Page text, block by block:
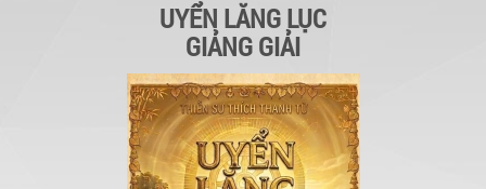
UYỂN LĂNG LỤC
GIẢNG GIẢI